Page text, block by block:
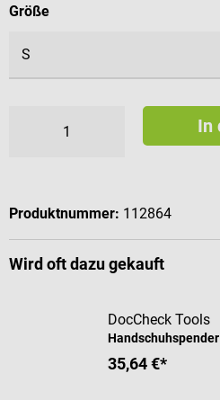
Größeauswählen
In
Produktnummer: 112864
Wird oft dazu gekauft
DocCheck Tools
35,64 €*